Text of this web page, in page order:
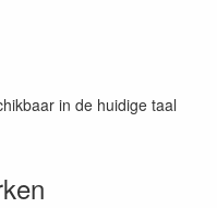
in de huidige taal